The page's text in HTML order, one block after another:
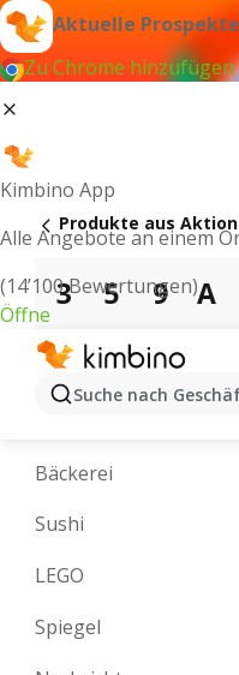
Aktuelle
Zu Chrome hinzufügen
Kimbino App
Alle Angebote an einem
(14’100 Bewertungen)
Öffne
Suche nach
Produkte aus
3 5 9 A
L
M N
Bäckerei
Sushi
LEGO
Spiegel